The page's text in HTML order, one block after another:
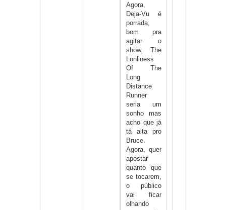
Agora,
Deja-Vu é
porrada,
bom pra
agitar o
show. The
Lonliness
Of The
Long
Distance
Runner
seria um
sonho mas
acho que já
tá alta pro
Bruce.
Agora, quer
apostar
quanto que
se tocarem,
o público
vai ficar
olhando